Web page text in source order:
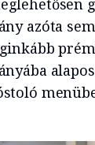
azóta